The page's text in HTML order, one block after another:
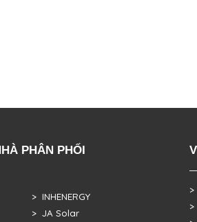
PHÂN PHỐI
> INHENERGY
> JA Solar
>